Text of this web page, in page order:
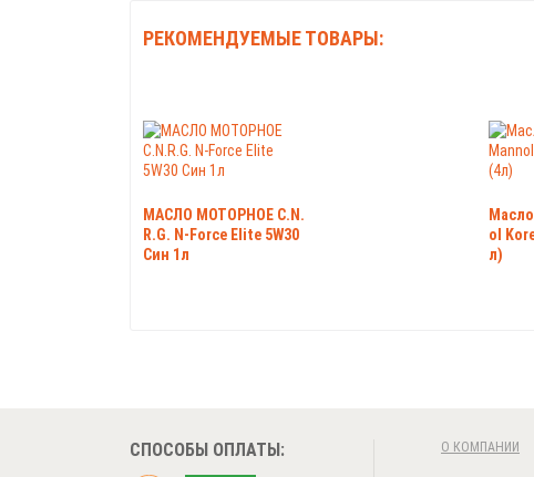
РЕКОМЕНДУЕМЫЕ ТОВАРЫ:
МАСЛО МОТОРНОЕ C.N.
R.G. N-Force Elite 5W30
Син 1л
ol
л)
СПОСОБЫ ОПЛАТЫ: О КОМПАНИИ